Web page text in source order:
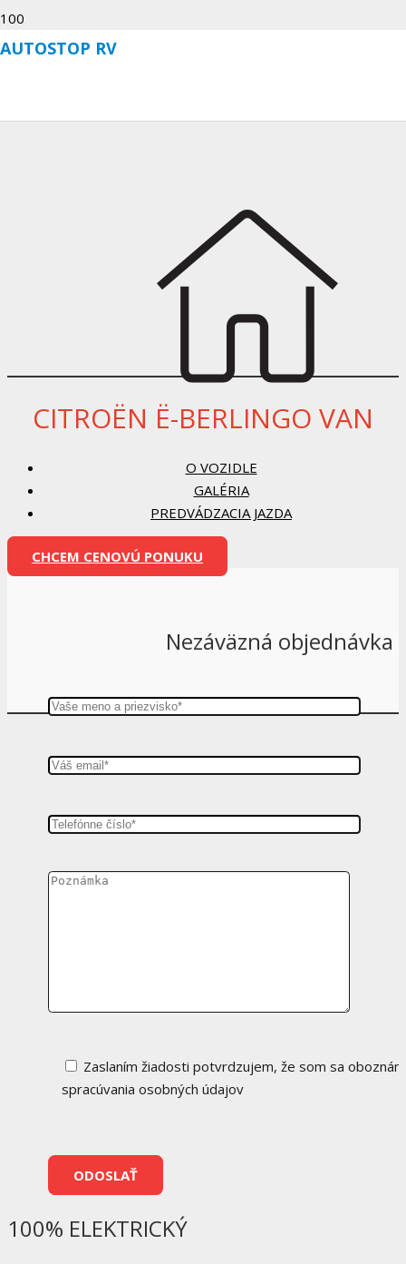
AUTOSTOP RV
CITROËN Ë-BERLINGO VAN
O VOZIDLE
GALÉRIA
PREDVÁDZACIA JAZDA
CHCEM CENOVÚ PONUKU
Nezáväzná objednávka
Zaslaním žiadosti potvrdzujem, že som sa
spracúvania osobných údajov
100% ELEKTRICKÝ